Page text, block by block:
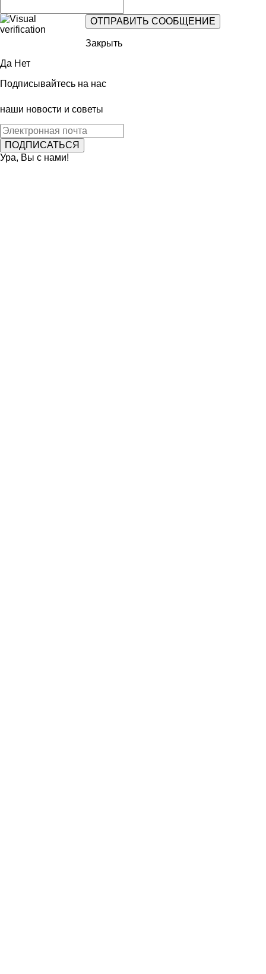
Закрыть
Да Нет
Подписывайтесь на нас
наши новости и советы
Ура, Вы с нами!